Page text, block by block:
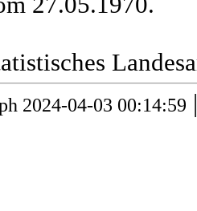
2024-04-03 00:14:59